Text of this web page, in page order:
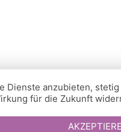
anzubieten,
für die Zukunft